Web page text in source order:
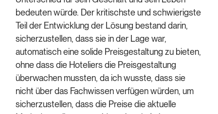
bedeuten würde. Der kritischste und schwierigste
Teil der Entwicklung der Lösung bestand darin,
sicherzustellen, dass sie in der Lage war,
automatisch eine solide Preisgestaltung zu bieten,
ohne dass die Hoteliers die Preisgestaltung
überwachen mussten, da ich wusste, dass sie
nicht über das Fachwissen verfügen würden, um
sicherzustellen, dass die Preise die aktuelle